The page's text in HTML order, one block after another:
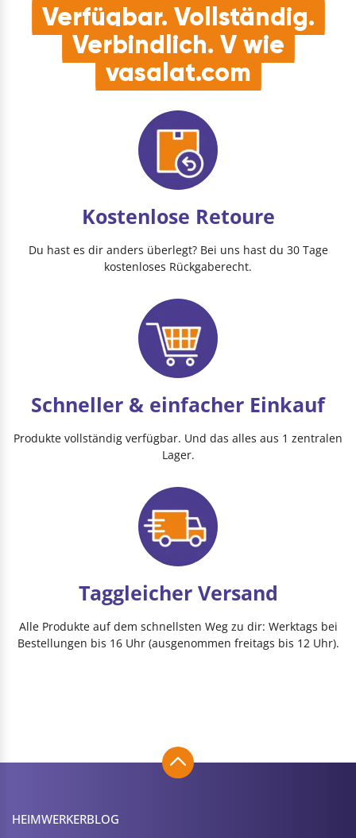
Verfügbar. Vollständig.
Verbindlich. V wie
vasalat.com
Kostenlose Retoure
Du hast es dir anders überlegt? Bei uns hast du 30 Tage
kostenloses Rückgaberecht.
Schneller & einfacher Einkauf
Produkte vollständig verfügbar. Und das alles aus 1 zentralen
Lager.
Taggleicher Versand
Alle Produkte auf dem schnellsten Weg zu dir: Werktags bei
Bestellungen bis 16 Uhr (ausgenommen freitags bis 12 Uhr).
HEIMWERKER­BLOG